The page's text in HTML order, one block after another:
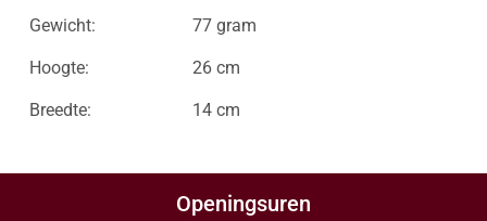
Gewicht: 77 gram
Hoogte: 26 cm
Breedte: 14 cm
Openingsuren